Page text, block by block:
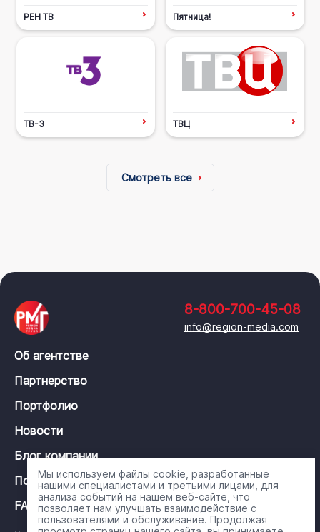
РЕН ТВ Пятница!
ТВ-3 ТВЦ
Смотреть все
8-800-700-45-08
info@region-media.com
Об агентстве
Партнерство
Портфолио
Новости
Блог компании
Политика конфиденциальности
FAQ
Мы используем файлы cookie, разработанные
нашими специалистами и третьими лицами, для
анализа событий на нашем веб-сайте, что
позволяет нам улучшать взаимодействие с
пользователями и обслуживание. Продолжая